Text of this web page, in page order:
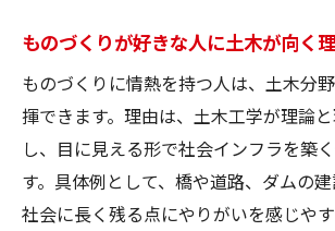
ものづくりが好きな人に土木が向く
ものづくりに情熱を持つ人は、土木分
揮できます。理由は、土木工学が理論
し、目に見える形で社会インフラを築
す。具体例として、橋や道路、ダムの
社会に長く残る点にやりがいを感じや